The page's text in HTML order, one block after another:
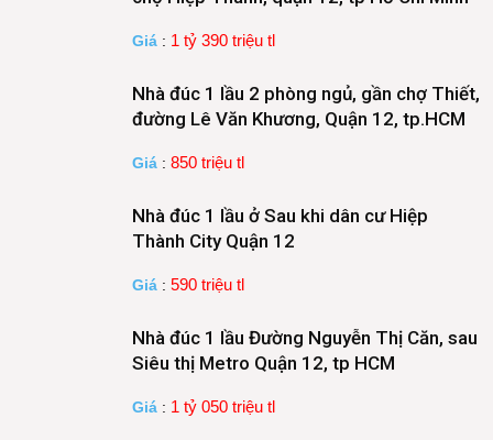
Giá : 1 tỷ 390 triệu tl
Nhà đúc 1 lầu 2 phòng ngủ, gần chợ Thiết,
đường Lê Văn Khương, Quận 12, tp.HCM
Giá : 850 triệu tl
Nhà đúc 1 lầu ở Sau khi dân cư Hiệp
Thành City Quận 12
Giá : 590 triệu tl
Nhà đúc 1 lầu Đường Nguyễn Thị Căn, sau
Siêu thị Metro Quận 12, tp HCM
Giá : 1 tỷ 050 triệu tl